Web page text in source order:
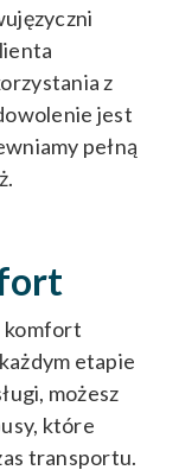
z
jest
pełną
komfort
etapie
możesz
które
transportu.